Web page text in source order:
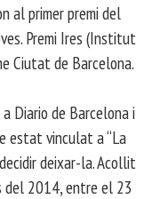
al primer premi del
Premi Ires (Institut
Ciutat de Barcelona.
Diario de Barcelona i
estat vinculat a “La
deixar-la. Acollit
del 2014, entre el 23